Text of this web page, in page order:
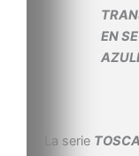
EN
La serie